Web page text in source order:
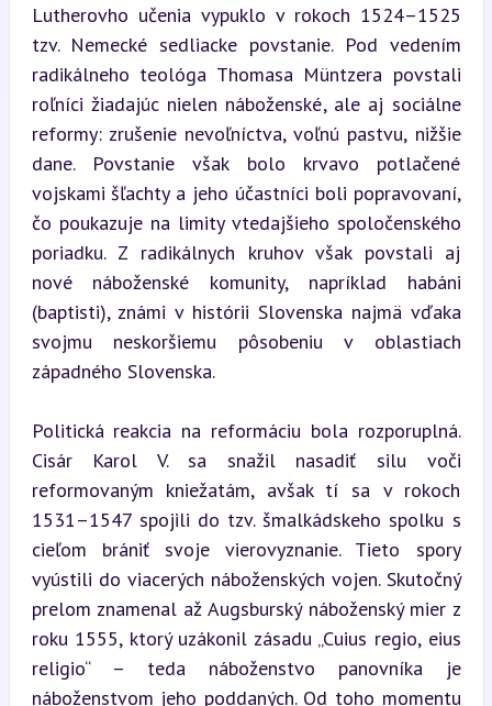
Lutherovho učenia vypuklo v rokoch 1524–1525
tzv. Nemecké sedliacke povstanie. Pod vedením
radikálneho teológa Thomasa Müntzera povstali
roľníci žiadajúc nielen náboženské, ale aj sociálne
reformy: zrušenie nevoľníctva, voľnú pastvu, nižšie
dane. Povstanie však bolo krvavo potlačené
vojskami šľachty a jeho účastníci boli popravovaní,
čo poukazuje na limity vtedajšieho spoločenského
poriadku. Z radikálnych kruhov však povstali aj
nové náboženské komunity, napríklad habáni
(baptisti), známi v histórii Slovenska najmä vďaka
svojmu neskoršiemu pôsobeniu v oblastiach
západného Slovenska.
Politická reakcia na reformáciu bola rozporuplná.
Cisár Karol V. sa snažil nasadiť silu voči
reformovaným kniežatám, avšak tí sa v rokoch
1531–1547 spojili do tzv. šmalkádskeho spolku s
cieľom brániť svoje vierovyznanie. Tieto spory
vyústili do viacerých náboženských vojen. Skutočný
prelom znamenal až Augsburský náboženský mier z
roku 1555, ktorý uzákonil zásadu „Cuius regio, eius
religio“ – teda náboženstvo panovníka je
náboženstvom jeho poddaných. Od toho momentu